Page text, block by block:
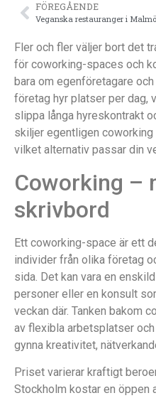
FÖREGÅENDE
Veganska restauranger i Malmö
Fler och fler väljer bort det
för coworking-spaces och
bara om egenföretagare
företag hyr platser per dag,
slippa långa hyreskontrakt
skiljer egentligen
vilket alternativ passar din
Coworking –
skrivbord
Ett coworking-space är ett
individer från olika företag
sida. Det kan vara en
personer eller en konsult
veckan där. Tanken bakom
av flexibla arbetsplatser
gynna kreativitet,
Priset varierar kraftigt
Stockholm kostar en öppen